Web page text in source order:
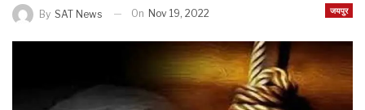
जयपुर
By SAT News On Nov 19, 2022